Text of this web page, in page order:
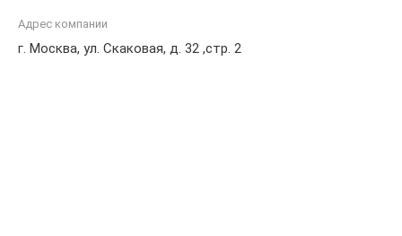
Адрес компании
г. Москва, ул. Скаковая, д. 32 ,стр. 2